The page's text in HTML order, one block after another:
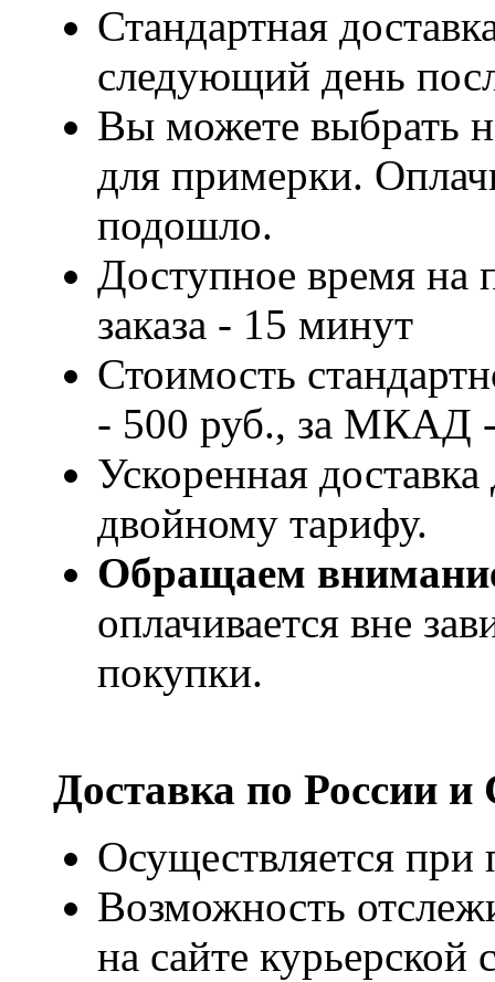
Стандартная
следующий день
Вы можете выбрать
для примерки.
подошло.
Доступное время на
заказа - 15 минут
Стоимость
- 500 руб., за МКАД
Ускоренная
двойному тарифу.
Обращаем
оплачивается вне
покупки.
Доставка по России
Осуществляется при
Возможность
на сайте